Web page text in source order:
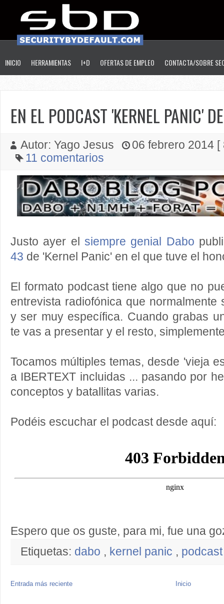
INICIO HERRAMIENTAS I+D OFERTAS DE EMPLEO CONTACTA/SOBRE
EN EL PODCAST 'KERNEL PANIC'
Autor: Yago Jesus
06 febrero 2014 [
11 comentarios
Justo ayer el siempre genial Dabo
43 de 'Kernel Panic' en el que tuve el
El formato podcast tiene algo que no
entrevista radiofónica que normalmente
y ser muy específica. Cuando grabas
te vas a presentar y el resto,
Tocamos múltiples temas, desde 'vieja
a IBERTEXT incluidas ... pasando por
conceptos y batallitas varias.
Podéis escuchar el podcast desde aquí:
Espero que os guste, para mi, fue una
Etiquetas: dabo , kernel panic , podcast
Entrada más reciente Inicio